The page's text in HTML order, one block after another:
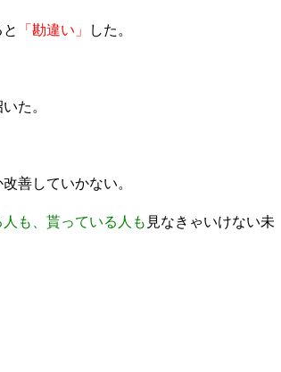
「勘違い」 した。
た。
善していかない。
も、貰っている人も 見なきゃいけない未